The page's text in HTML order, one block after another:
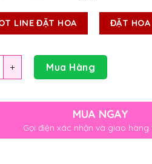
LINE ĐẶT HOA ĐẶT
Mua Hàng
MUA NGAY
Gọi điện xác nhận và giao hàng